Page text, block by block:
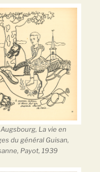
Augsbourg, La vie en
du général Guisan,
Payot, 1939